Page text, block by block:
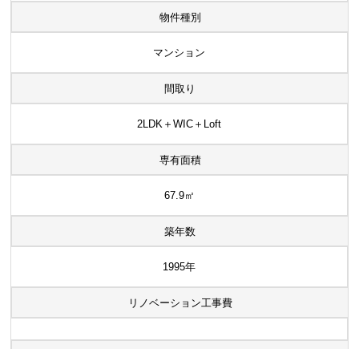
物件種別
マンション
間取り
2LDK＋WIC＋Loft
専有面積
67.9㎡
築年数
1995年
リノベーション工事費